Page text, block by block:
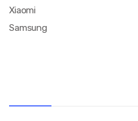
Xiaomi
Samsung